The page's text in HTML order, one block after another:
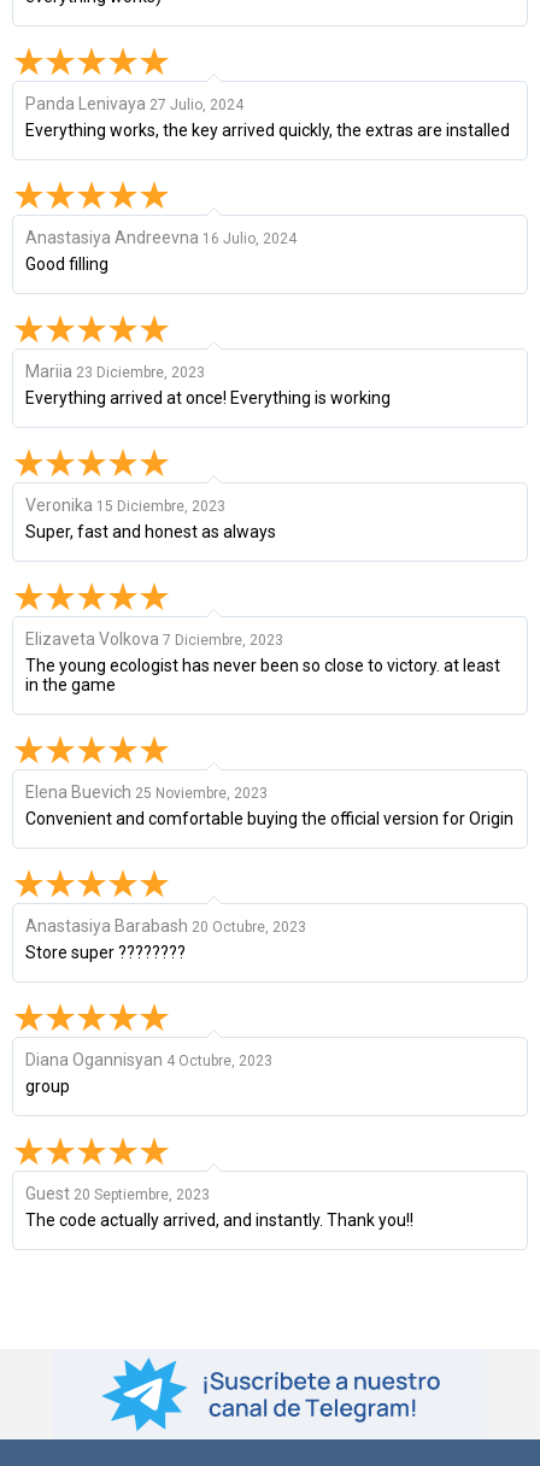
Panda Lenivaya 27 Julio, 2024
Everything works, the key arrived quickly, the extras are installed
Anastasiya Andreevna 16 Julio, 2024
Good filling
Mariia 23 Diciembre, 2023
Everything arrived at once! Everything is working
Veronika 15 Diciembre, 2023
Super, fast and honest as always
Elizaveta Volkova 7 Diciembre, 2023
The young ecologist has never been so close to victory. at least
in the game
Elena Buevich 25 Noviembre, 2023
Convenient and comfortable buying the official version for Origin
Anastasiya Barabash 20 Octubre, 2023
Store super ????????
Diana Ogannisyan 4 Octubre, 2023
group
Guest 20 Septiembre, 2023
The code actually arrived, and instantly. Thank you!!